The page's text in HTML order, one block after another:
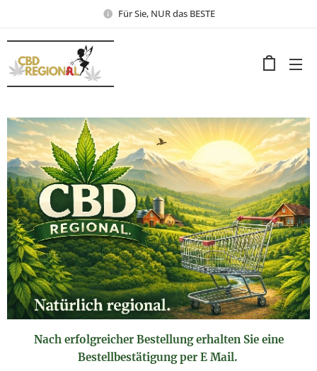
Für Sie, NUR das BESTE
Nach erfolgreicher Bestellung erhalten Sie eine
Bestellbestätigung per E Mail.